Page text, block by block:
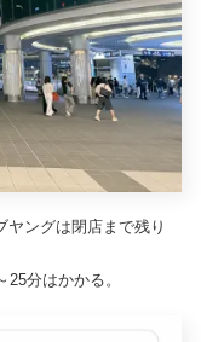
ングは閉店まで残り
分はかかる。